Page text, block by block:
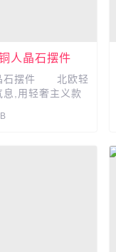
人晶石摆件
石摆件 北欧轻
,用轻奢主义款